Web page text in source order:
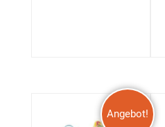
Angebot!